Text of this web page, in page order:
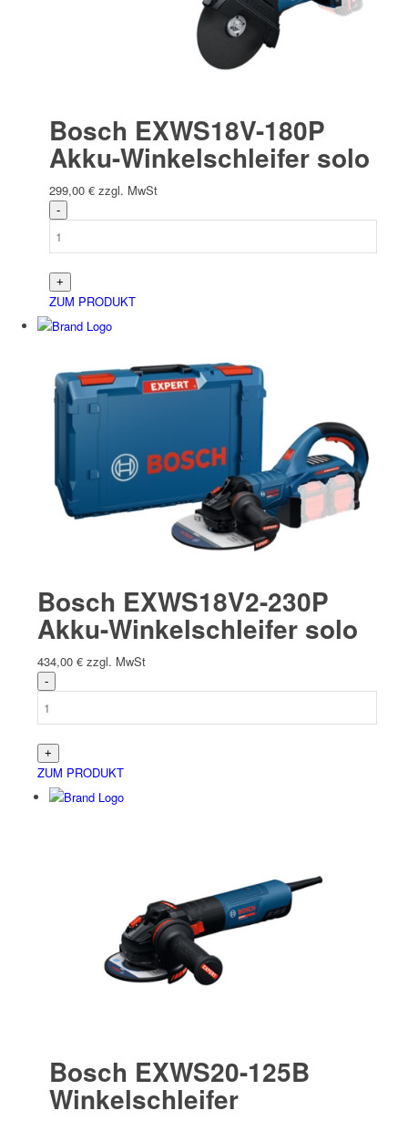
Bosch EXWS18V-180P
Akku-Winkelschleifer solo
299,00 € zzgl. MwSt
ZUM PRODUKT
Bosch EXWS18V2-230P
Akku-Winkelschleifer solo
434,00 € zzgl. MwSt
ZUM PRODUKT
Bosch EXWS20-125B
Winkelschleifer